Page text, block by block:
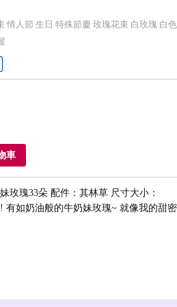
情人節 生日 特殊節慶 玫瑰花束 白玫瑰 白色
車
玫瑰33朵 配件：其林草 尺寸大小：
有如奶油般的牛奶妹玫瑰~ 就像我的甜密